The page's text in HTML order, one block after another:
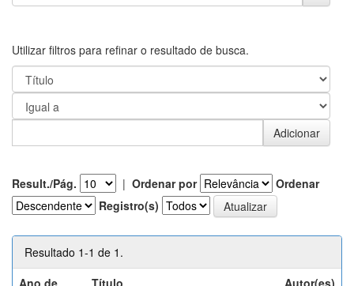
Utilizar filtros para refinar o resultado de busca.
Result./Pág. | Ordenar por
Ordenar
Registro(s)
Resultado 1-1 de 1.
Ano de
Título Autor(es)